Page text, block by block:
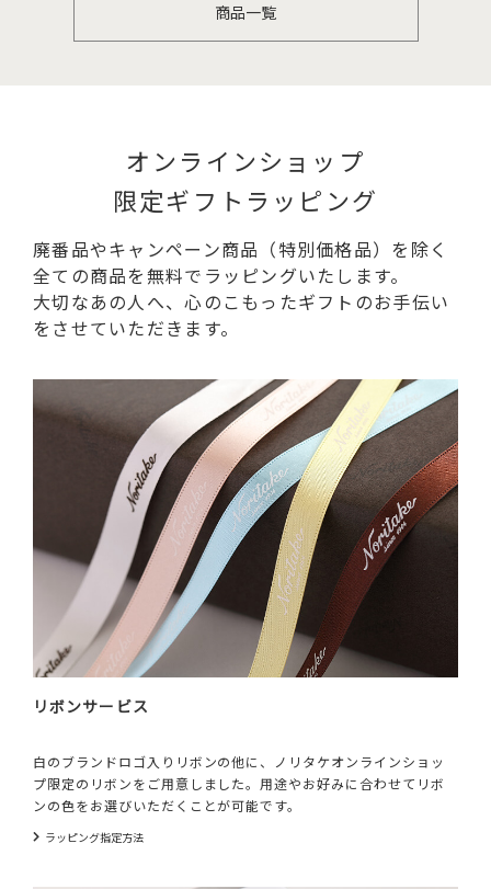
商品一覧
オンラインショップ
限定ギフトラッピング
廃番品やキャンペーン商品（特別価格品）を除く
全ての商品を無料でラッピングいたします。
大切なあの人へ、心のこもったギフトのお手伝い
をさせていただきます。
リボンサービス
白のブランドロゴ入りリボンの他に、ノリタケオンラインショッ
プ限定のリボンをご用意しました。用途やお好みに合わせてリボ
ンの色をお選びいただくことが可能です。
ラッピング指定方法